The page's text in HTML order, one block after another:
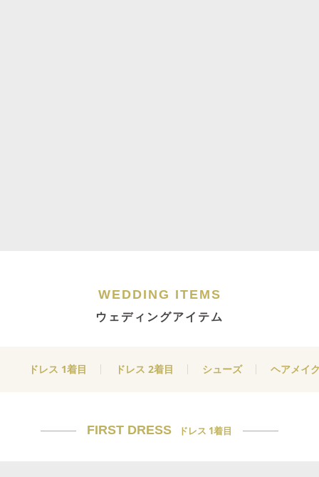
WEDDING ITEMS
ウェディングアイテム
ドレス 1着目 ドレス 2着目 シューズ ヘアメイ
FIRST DRESS ドレス 1着目